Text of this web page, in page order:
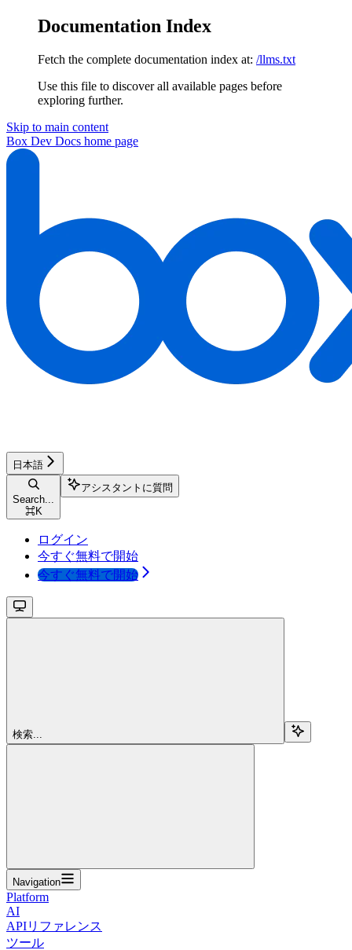
Documentation Index
Fetch the complete documentation index at: /llms.txt
Use this file to discover all available pages before
exploring further.
Skip to main content
Box Dev Docs home page
日本語
Search...
⌘K
アシスタントに質問
ログイン
今すぐ無料で開始
今すぐ無料で開始
検索...
Navigation
Platform
AI
APIリファレンス
ツール